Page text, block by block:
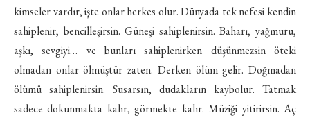
kimseler vardır, işte onlar herkes olur. Dünyada tek nefesi kendin
sahiplenir, bencilleşirsin. Güneşi sahiplenirsin. Baharı, yağmuru,
aşkı, sevgiyi… ve bunları sahiplenirken düşünmezsin öteki
olmadan onlar ölmüştür zaten. Derken ölüm gelir. Doğmadan
ölümü sahiplenirsin. Susarsın, dudakların kaybolur. Tatmak
sadece dokunmakta kalır, görmekte kalır. Müziği yitirirsin. Aç